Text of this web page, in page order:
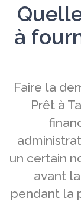
à
Faire la
Prêt à
un certain
avant
pendant la